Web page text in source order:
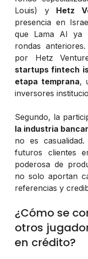
Louis) y Hetz
presencia en
que Lama AI ya
rondas
por Hetz
startups fintech
etapa temprana,
inversores
Segundo, la
la industria
no es
futuros clientes
poderosa de
no solo aportan
referencias y
¿Cómo se
otros
en crédito?